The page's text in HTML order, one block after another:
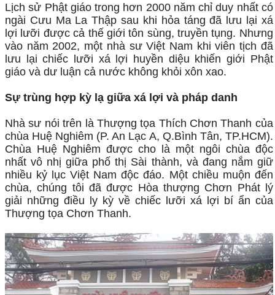
Lịch sử Phật giáo trong hơn 2000 năm chỉ duy nhất có
ngài Cưu Ma La Thập sau khi hỏa táng đã lưu lại xá
lợi lưỡi được cả thế giới tôn sùng, truyền tụng. Nhưng
vào năm 2002, một nhà sư Việt Nam khi viên tịch đã
lưu lại chiếc lưỡi xá lợi huyền diệu khiến giới Phật
giáo và dư luận cả nước không khỏi xôn xao.
Sự trùng hợp kỳ lạ giữa xá lợi và pháp danh
Nhà sư nói trên là Thượng tọa Thích Chơn Thanh của
chùa Huệ Nghiêm (P. An Lạc A, Q.Bình Tân, TP.HCM).
Chùa Huệ Nghiêm được cho là một ngôi chùa độc
nhất vô nhị giữa phố thị Sài thành, và đang nắm giữ
nhiều kỷ lục Việt Nam độc đáo. Một chiều muộn đến
chùa, chúng tôi đã được Hòa thượng Chơn Phát lý
giải những điều ly kỳ về chiếc lưỡi xá lợi bí ẩn của
Thượng tọa Chơn Thanh.